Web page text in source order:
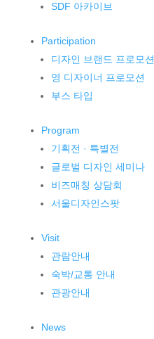
SDF 아카이브
Participation
디자인 브랜드 프로모션
영 디자이너 프로모션
부스 타입
Program
기획전 · 특별전
글로벌 디자인 세미나
비즈매칭 상담회
서울디자인스팟
Visit
관람안내
숙박/교통 안내
관광안내
News